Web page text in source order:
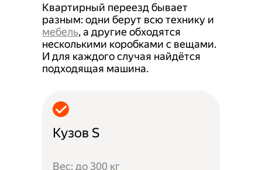
Квартирный переезд бывает
разным: одни берут всю технику и
мебель, а другие обходятся
несколькими коробками с вещами.
И для каждого случая найдётся
подходящая машина.
Кузов S
Вес: до 300 кг